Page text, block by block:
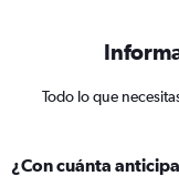
Todo lo que
¿Con cuánta